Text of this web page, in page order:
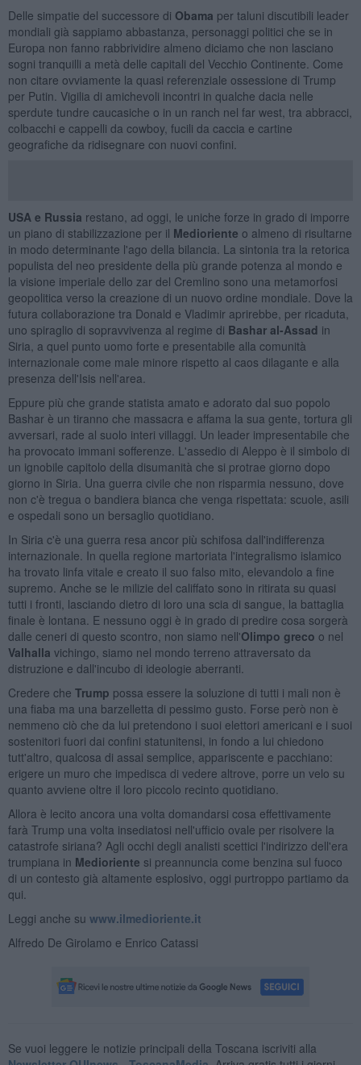
Delle simpatie del successore di Obama per taluni discutibili leader
mondiali già sappiamo abbastanza, personaggi politici che se in
Europa non fanno rabbrividire almeno diciamo che non lasciano
sogni tranquilli a metà delle capitali del Vecchio Continente. Come
non citare ovviamente la quasi referenziale ossessione di Trump
per Putin. Vigilia di amichevoli incontri in qualche dacia nelle
sperdute tundre caucasiche o in un ranch nel far west, tra abbracci,
colbacchi e cappelli da cowboy, fucili da caccia e cartine
geografiche da ridisegnare con nuovi confini.
USA e Russia restano, ad oggi, le uniche forze in grado di imporre
un piano di stabilizzazione per il Medioriente o almeno di risultarne
in modo determinante l'ago della bilancia. La sintonia tra la retorica
populista del neo presidente della più grande potenza al mondo e
la visione imperiale dello zar del Cremlino sono una metamorfosi
geopolitica verso la creazione di un nuovo ordine mondiale. Dove la
futura collaborazione tra Donald e Vladimir aprirebbe, per ricaduta,
uno spiraglio di sopravvivenza al regime di Bashar al-Assad in
Siria, a quel punto uomo forte e presentabile alla comunità
internazionale come male minore rispetto al caos dilagante e alla
presenza dell'Isis nell'area.
Eppure più che grande statista amato e adorato dal suo popolo
Bashar è un tiranno che massacra e affama la sua gente, tortura gli
avversari, rade al suolo interi villaggi. Un leader impresentabile che
ha provocato immani sofferenze. L'assedio di Aleppo è il simbolo di
un ignobile capitolo della disumanità che si protrae giorno dopo
giorno in Siria. Una guerra civile che non risparmia nessuno, dove
non c'è tregua o bandiera bianca che venga rispettata: scuole, asili
e ospedali sono un bersaglio quotidiano.
In Siria c'è una guerra resa ancor più schifosa dall'indifferenza
internazionale. In quella regione martoriata l'integralismo islamico
ha trovato linfa vitale e creato il suo falso mito, elevandolo a fine
supremo. Anche se le milizie del califfato sono in ritirata su quasi
tutti i fronti, lasciando dietro di loro una scia di sangue, la battaglia
finale è lontana. E nessuno oggi è in grado di predire cosa sorgerà
dalle ceneri di questo scontro, non siamo nell'Olimpo greco o nel
Valhalla vichingo, siamo nel mondo terreno attraversato da
distruzione e dall'incubo di ideologie aberranti.
Credere che Trump possa essere la soluzione di tutti i mali non è
una fiaba ma una barzelletta di pessimo gusto. Forse però non è
nemmeno ciò che da lui pretendono i suoi elettori americani e i suoi
sostenitori fuori dai confini statunitensi, in fondo a lui chiedono
tutt'altro, qualcosa di assai semplice, appariscente e pacchiano:
erigere un muro che impedisca di vedere altrove, porre un velo su
quanto avviene oltre il loro piccolo recinto quotidiano.
Allora è lecito ancora una volta domandarsi cosa effettivamente
farà Trump una volta insediatosi nell'ufficio ovale per risolvere la
catastrofe siriana? Agli occhi degli analisti scettici l'indirizzo dell'era
trumpiana in Medioriente si preannuncia come benzina sul fuoco
di un contesto già altamente esplosivo, oggi purtroppo partiamo da
qui.
Leggi anche su www.ilmedioriente.it
Alfredo De Girolamo e Enrico Catassi
Se vuoi leggere le notizie principali della Toscana iscriviti alla